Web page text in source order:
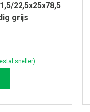
22,5x25x78,5
grijs
sneller)